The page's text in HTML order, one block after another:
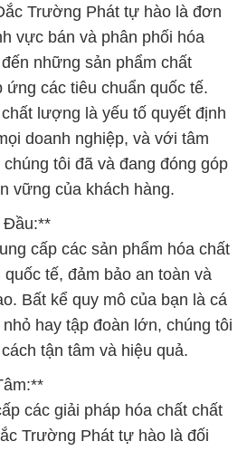
Trường Phát tự hào là đơn
vực bán và phân phối hóa
những sản phẩm chất
ứng các tiêu chuẩn quốc tế.
lượng là yếu tố quyết định
doanh nghiệp, và với tâm
tôi đã và đang đóng góp
vững của khách hàng.
Đầu:**
cấp các sản phẩm hóa chất
tế, đảm bảo an toàn và
Bất kể quy mô của bạn là cá
hay tập đoàn lớn, chúng tôi
tận tâm và hiệu quả.
các giải pháp hóa chất chất
Trường Phát tự hào là đối